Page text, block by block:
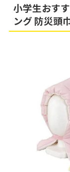
小学生おす
ング 防災頭